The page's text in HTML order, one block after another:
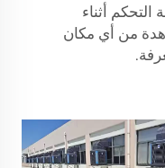
التحكم أثناء
من أي مكان